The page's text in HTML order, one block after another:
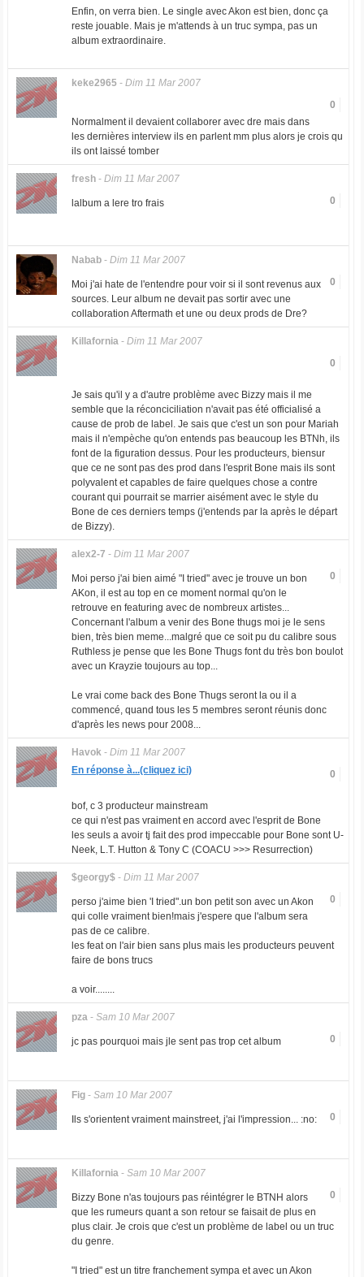
Enfin, on verra bien. Le single avec Akon est bien, donc ça
reste jouable. Mais je m'attends à un truc sympa, pas un
album extraordinaire.
keke2965- Dim 11 Mar 2007
0
Normalment il devaient collaborer avec dre mais dans
les dernières interview ils en parlent mm plus alors je crois qu
ils ont laissé tomber
fresh- Dim 11 Mar 2007
0
lalbum a lere tro frais
Nabab- Dim 11 Mar 2007
0
Moi j'ai hate de l'entendre pour voir si il sont revenus aux
sources. Leur album ne devait pas sortir avec une
collaboration Aftermath et une ou deux prods de Dre?
Killafornia- Dim 11 Mar 2007
0
Je sais qu'il y a d'autre problème avec Bizzy mais il me
semble que la réconciciliation n'avait pas été officialisé a
cause de prob de label. Je sais que c'est un son pour Mariah
mais il n'empèche qu'on entends pas beaucoup les BTNh, ils
font de la figuration dessus. Pour les producteurs, biensur
que ce ne sont pas des prod dans l'esprit Bone mais ils sont
polyvalent et capables de faire quelques chose a contre
courant qui pourrait se marrier aisément avec le style du
Bone de ces derniers temps (j'entends par la après le départ
de Bizzy).
alex2-7 - Dim 11 Mar 2007
0
Moi perso j'ai bien aimé "I tried" avec je trouve un bon
AKon, il est au top en ce moment normal qu'on le
retrouve en featuring avec de nombreux artistes...
Concernant l'album a venir des Bone thugs moi je le sens
bien, très bien meme...malgré que ce soit pu du calibre sous
Ruthless je pense que les Bone Thugs font du très bon boulot
avec un Krayzie toujours au top...
Le vrai come back des Bone Thugs seront la ou il a
commencé, quand tous les 5 membres seront réunis donc
d'après les news pour 2008...
Havok- Dim 11 Mar 2007
0
En réponse à...(cliquez ici)
bof, c 3 producteur mainstream
ce qui n'est pas vraiment en accord avec l'esprit de Bone
les seuls a avoir tj fait des prod impeccable pour Bone sont U-
Neek, L.T. Hutton & Tony C (COACU >>> Resurrection)
$georgy$- Dim 11 Mar 2007
0
perso j'aime bien 'I tried".un bon petit son avec un Akon
qui colle vraiment bien!mais j'espere que l'album sera
pas de ce calibre.
les feat on l'air bien sans plus mais les producteurs peuvent
faire de bons trucs
a voir........
pza- Sam 10 Mar 2007
0
jc pas pourquoi mais jle sent pas trop cet album
Fig- Sam 10 Mar 2007
0
Ils s'orientent vraiment mainstreet, j'ai l'impression... :no:
Killafornia- Sam 10 Mar 2007
0
Bizzy Bone n'as toujours pas réintégrer le BTNH alors
que les rumeurs quant a son retour se faisait de plus en
plus clair. Je crois que c'est un problème de label ou un truc
du genre.
"I tried" est un titre franchement sympa et avec un Akon